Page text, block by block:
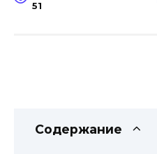
51
Содержание